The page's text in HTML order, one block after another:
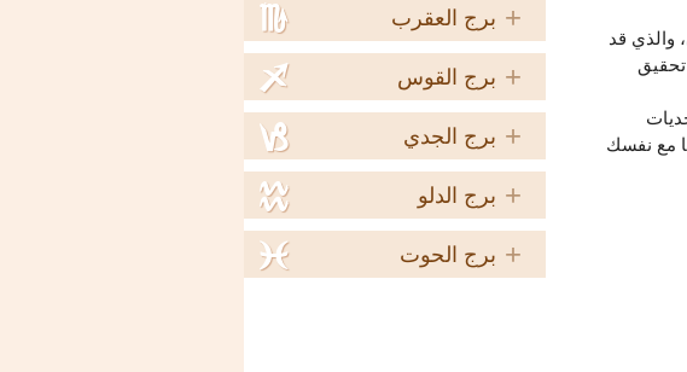
+ برج العقرب h
+ برج القوس i
+ برج الجدي j
+ برج الدلو k
+ برج الحوت l
والذي قد
مع نفسك